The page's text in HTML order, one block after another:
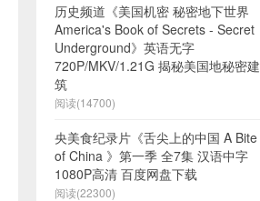
历史频道《美国机密 秘密地下世界
America's Book of Secrets - Secret
Underground》英语无字
720P/MKV/1.21G 揭秘美国地秘密建
筑
阅读(14700)
央美食纪录片《舌尖上的中国 A Bite
of China 》第一季 全7集 汉语中字
1080P高清 百度网盘下载
阅读(22300)